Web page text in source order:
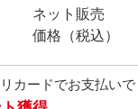
ネット販売
価格（税込）
カードでお支払いで